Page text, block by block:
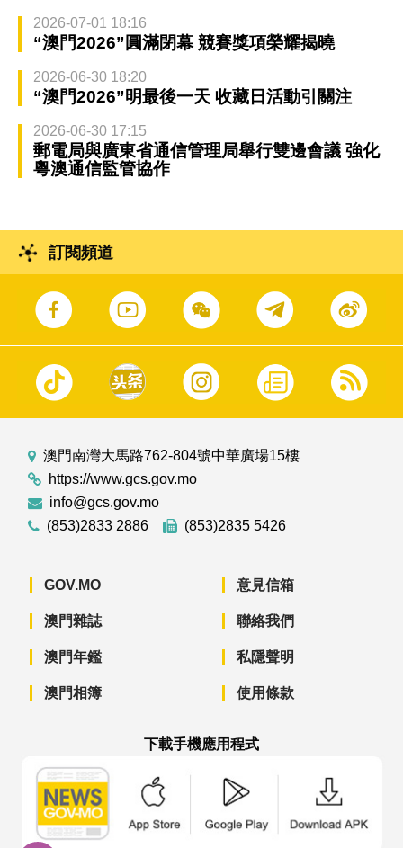
2026-07-01 18:16
“澳門2026”圓滿閉幕 競賽獎項榮耀揭曉
2026-06-30 18:20
“澳門2026”明最後一天 收藏日活動引關注
2026-06-30 17:15
郵電局與廣東省通信管理局舉行雙邊會議 強化
粵澳通信監管協作
訂閱頻道
澳門南灣大馬路762-804號中華廣場15樓
https://www.gcs.gov.mo
info@gcs.gov.mo
(853)2833 2886
(853)2835 5426
GOV.MO
澳門雜誌
澳門年鑑
澳門相簿
意見信箱
聯絡我們
私隱聲明
使用條款
下載手機應用程式